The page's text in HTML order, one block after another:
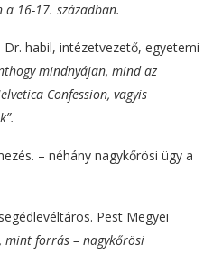
a 16-17. században.
Dr. habil, intézetvezető, egyetemi
mindnyájan, mind az
Confession, vagyis
– néhány nagykőrösi ügy a
Pest Megyei
mint forrás – nagykőrösi